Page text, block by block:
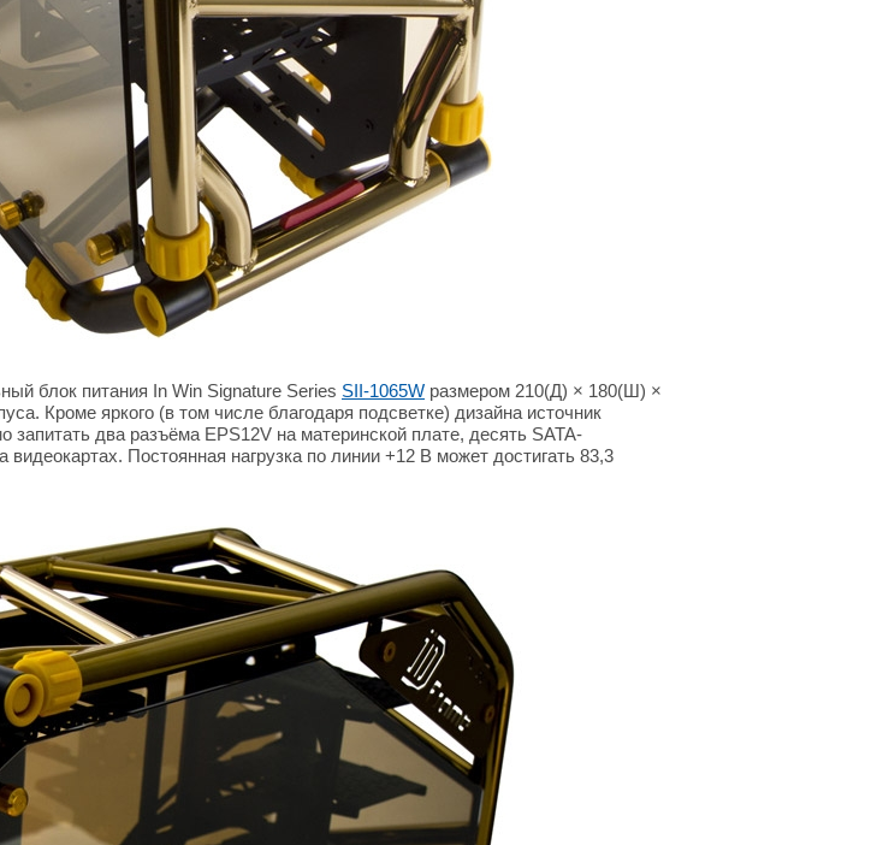
блок питания In Win Signature Series SII-1065W размером 210(Д) × 180(Ш) ×
Кроме яркого (в том числе благодаря подсветке) дизайна источник
два разъёма EPS12V на материнской плате, десять SATA-
Постоянная нагрузка по линии +12 В может достигать 83,3